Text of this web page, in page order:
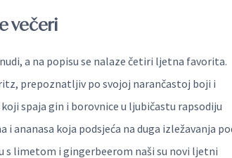
večeri
a na popisu se nalaze četiri ljetna favorita.
prepoznatljiv po svojoj narančastoj boji i
spaja gin i borovnice u ljubičastu rapsodiju
ananasa koja podsjeća na duga izležavanja
s limetom i gingerbeerom naši su novi ljetni